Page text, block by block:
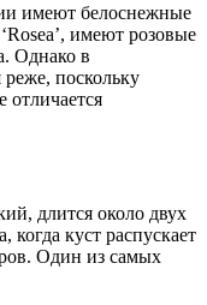
имеют белоснежные
имеют розовые
Однако в
поскольку
отличается
длится около двух
когда куст распускает
Один из самых